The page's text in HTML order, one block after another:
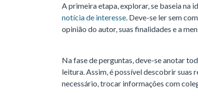
A primeira etapa, explorar, se baseia
notícia de interesse . Deve-se ler sem
opinião do autor, suas finalidades e a
Na fase de perguntas, deve-se anotar
leitura. Assim, é possível descobrir suas
necessário, trocar informações com